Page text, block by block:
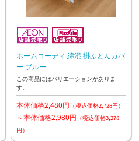
ホームコーディ 綿混 掛ふとんカバ
ー ブルー
この商品にはバリエーションがありま
す。
本体価格2,480円 （税込価格2,728円）
～本体価格2,980円 （税込価格3,278
円）